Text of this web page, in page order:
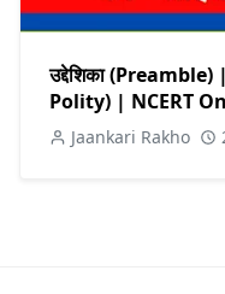
उद्देशिका (Preamble)
Polity) | NCERT
Jaankari Rakho